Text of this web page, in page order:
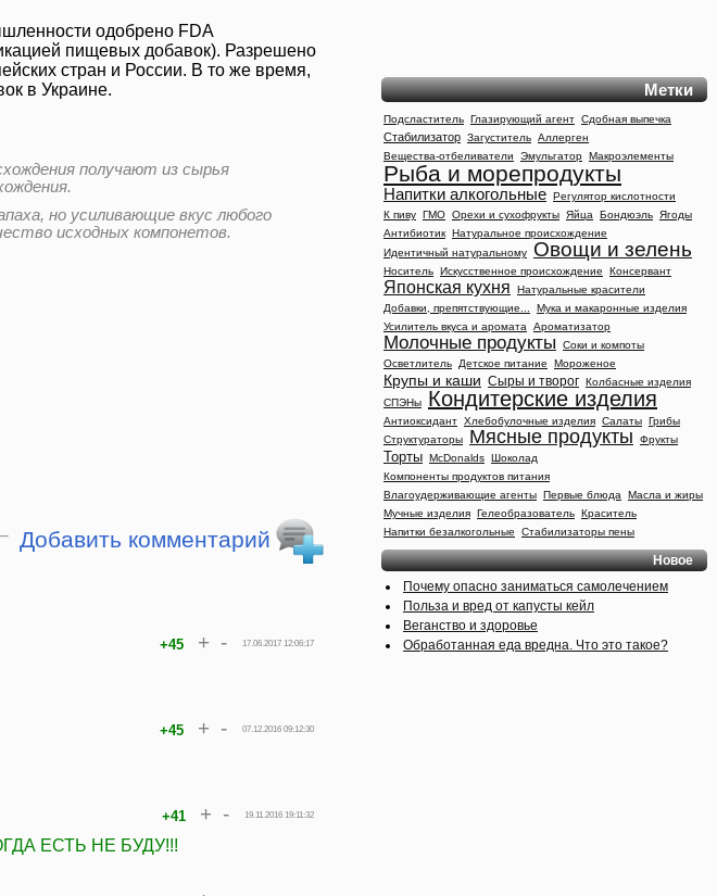
Метки
Подсластитель Глазирующий агент Сдобная выпечка
Стабилизатор Загуститель Аллерген
Вещества-отбеливатели
Эмульгатор Макроэлементы
Рыба и морепродукты
Напитки алкогольные Регулятор кислотности
К пиву ГМО Орехи и сухофрукты Яйца Бондюэль Ягоды
Антибиотик Натуральное происхождение
Идентичный натуральному
Овощи и зелень
Носитель Искусственное происхождение Консервант
Японская кухня
Натуральные красители
Добавки, препятствующие...
Мука и макаронные изделия
Усилитель вкуса и аромата
Ароматизатор
Молочные продукты
Соки и компоты
Осветлитель
Детское питание Мороженое
Крупы и каши Сыры и творог Колбасные изделия
СПЭНы
Кондитерские изделия
Антиоксидант Хлебобулочные изделия Салаты Грибы
Структураторы
Мясные продукты Фрукты
Торты McDonalds Шоколад
Компоненты продуктов питания
Влагоудерживающие агенты Первые блюда
Масла и жиры
Мучные изделия Гелеобразователь Краситель
Напитки безалкогольные
Стабилизаторы пены
Новое
Почему опасно заниматься самолечением
Польза и вред от капусты кейл
Веганство и здоровье
Обработанная еда вредна. Что это такое?
одобрено FDA
пищевых добавок). Разрешено
стран и России. В то же время,
в Украине.
получают из сырья
но усиливающие вкус любого
исходных компонетов.
Добавить комментарий
17.06.2017 12:06:17
+45 + -
07.12.2016 09:12:30
+45 + -
19.11.2016 19:11:32
+41 + -
ЕСТЬ НЕ БУДУ!!!